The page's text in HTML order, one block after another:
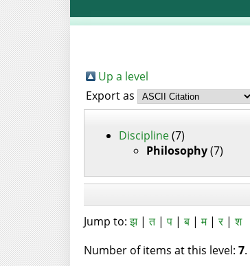
Up a level
Export as
Discipline(7)
Philosophy(7)
Jump to:झ|त|प|ब|म|र|श
Number of items at this level: 7.